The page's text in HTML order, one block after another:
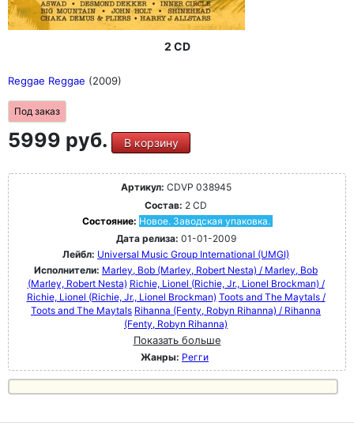
2 CD
Reggae Reggae (2009)
Под заказ
5999 руб. В корзину
Артикул: CDVP 038945
Состав: 2 CD
Состояние: Новое. Заводская упаковка.
Дата релиза: 01-01-2009
Лейбл: Universal Music Group International (UMGI)
Исполнители: Marley, Bob (Marley, Robert Nesta) / Marley, Bob
(Marley, Robert Nesta) Richie, Lionel (Richie, Jr., Lionel Brockman) /
Richie, Lionel (Richie, Jr., Lionel Brockman) Toots and The Maytals /
Toots and The Maytals Rihanna (Fenty, Robyn Rihanna) / Rihanna
(Fenty, Robyn Rihanna)
Показать больше
Жанры: Регги